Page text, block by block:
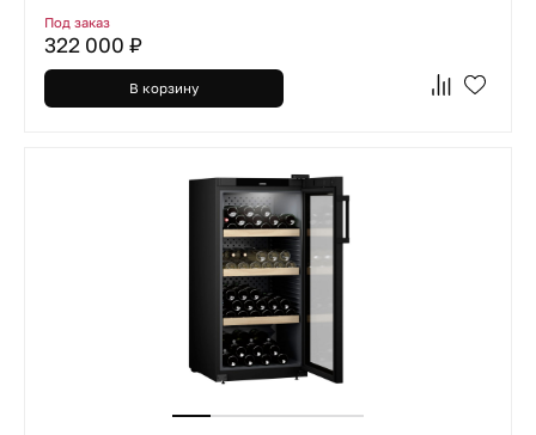
Под заказ
322 000 ₽
В корзину